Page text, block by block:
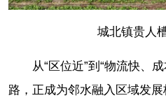
城北镇贵人
从“区位近”到“物流快、
路，正成为邻水融入区域发